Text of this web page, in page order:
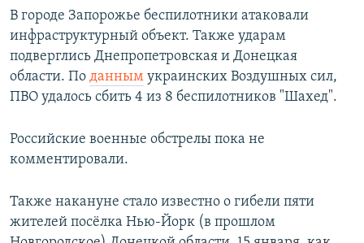
В городе Запорожье беспилотники атаковали
инфраструктурный объект. Также ударам
подверглись Днепропетровская и Донецкая
области. По данным украинских Воздушных сил,
ПВО удалось сбить 4 из 8 беспилотников "Шахед".
Российские военные обстрелы пока не
комментировали.
Также накануне стало известно о гибели пяти
жителей посёлка Нью-Йорк (в прошлом